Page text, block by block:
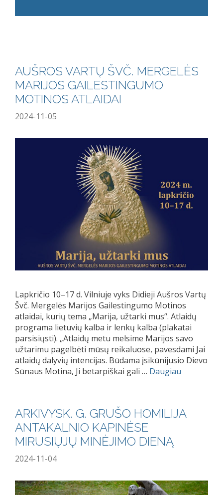
AUŠROS VARTŲ ŠVČ. MERGELĖS
MARIJOS GAILESTINGUMO
MOTINOS ATLAIDAI
2024-11-05
Lapkričio 10–17 d. Vilniuje vyks Didieji Aušros Vartų
Švč. Mergelės Marijos Gailestingumo Motinos
atlaidai, kurių tema „Marija, užtarki mus“. Atlaidų
programa lietuvių kalba ir lenkų kalba (plakatai
parsisiųsti). „Atlaidų metu melsime Marijos savo
užtarimu pagelbėti mūsų reikaluose, pavesdami Jai
atlaidų dalyvių intencijas. Būdama įsikūnijusio Dievo
Sūnaus Motina, Ji betarpiškai gali … Daugiau
ARKIVYSK. G. GRUŠO HOMILIJA
ANTAKALNIO KAPINĖSE
MIRUSIŲJŲ MINĖJIMO DIENĄ
2024-11-04